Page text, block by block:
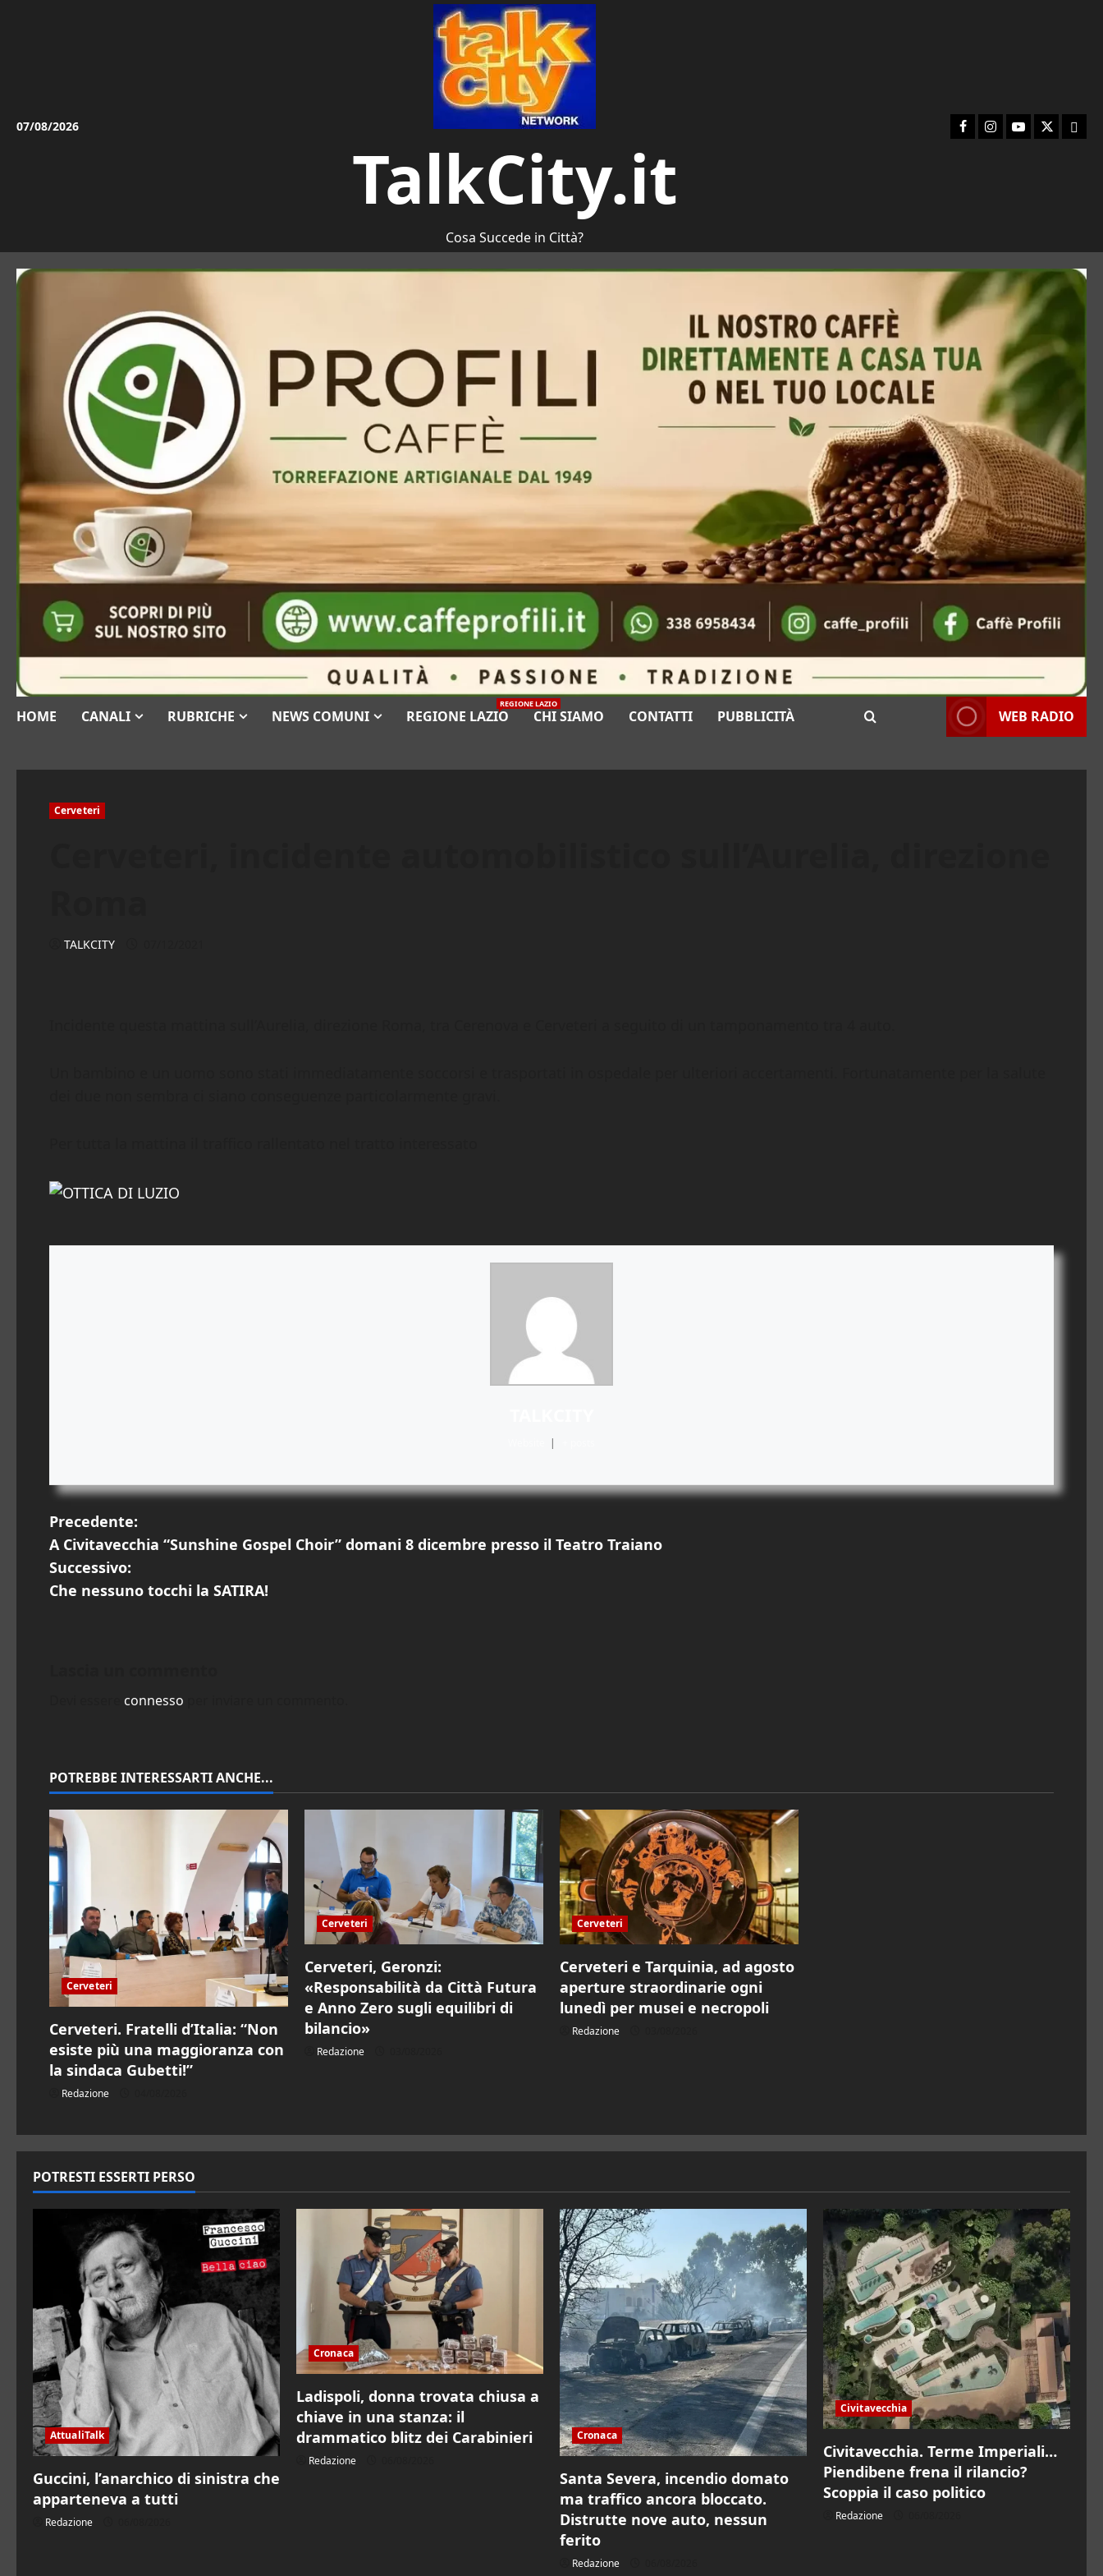
07/08/2026
TalkCity.it
Cosa Succede in Città?
Facebook
Instagram
YouTubeTwitter
HOME CANALI RUBRICHE NEWS COMUNI REGIONE LAZIO
REGIONE LAZIO
CHI SIAMO CONTATTI PUBBLICITÀ WEB RADIO
Cerveteri
TALKCITY
|
N
a
v
i
o
n
e
a
r
t
i
c
o
o
Precedente:
A Civitavecchia “Sunshine Gospel Choir” domani 8 dicembre presso il Teatro Traiano
Successivo:
Che nessuno tocchi la SATIRA!
connesso
POTREBBE INTERESSARTI ANCHE...
Cerveteri
Cerveteri. Fratelli d’Italia: “Non
esiste più una maggioranza con
la sindaca Gubetti!”
Redazione
Cerveteri
Cerveteri, Geronzi:
«Responsabilità da Città Futura
e Anno Zero sugli equilibri di
bilancio»
Redazione
Cerveteri
Cerveteri e Tarquinia, ad agosto
aperture straordinarie ogni
lunedì per musei e necropoli
Redazione
POTRESTI ESSERTI PERSO
AttualiTalk
Guccini, l’anarchico di sinistra che
apparteneva a tutti
Redazione
Cronaca
Ladispoli, donna trovata chiusa a
chiave in una stanza: il
drammatico blitz dei Carabinieri
Redazione
Cronaca
Santa Severa, incendio domato
ma traffico ancora bloccato.
Distrutte nove auto, nessun
ferito
Redazione
Civitavecchia
Civitavecchia. Terme Imperiali…
Piendibene frena il rilancio?
Scoppia il caso politico
Redazione